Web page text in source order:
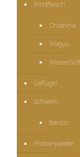
Rindfleisch
Chianina
Wagyu
Geflügel
Schwein
Iberico
Probierpakete